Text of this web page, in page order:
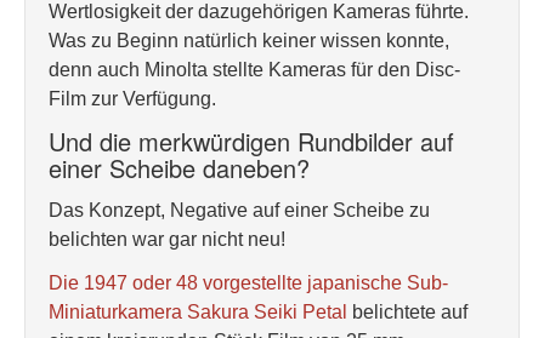
Wertlosigkeit der dazugehörigen Kameras führte.
Was zu Beginn natürlich keiner wissen konnte,
denn auch Minolta stellte Kameras für den Disc-
Film zur Verfügung.
Und die merkwürdigen Rundbilder auf
einer Scheibe daneben?
Das Konzept, Negative auf einer Scheibe zu
belichten war gar nicht neu!
Die 1947 oder 48 vorgestellte japanische Sub-
Miniaturkamera Sakura Seiki Petal
belichtete auf